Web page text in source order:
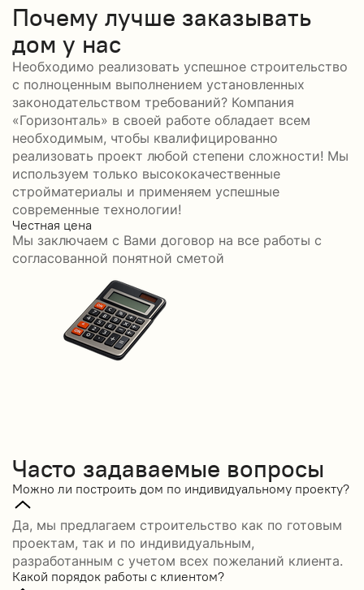
Почему лучше заказывать
дом у нас
Необходимо реализовать успешное строительство
с полноценным выполнением установленных
законодательством требований? Компания
«Горизонталь» в своей работе обладает всем
необходимым, чтобы квалифицированно
реализовать проект любой степени сложности! Мы
используем только высококачественные
стройматериалы и применяем успешные
современные технологии!
Честная цена
Мы заключаем с Вами договор на все работы с
согласованной понятной сметой
Часто задаваемые вопросы
Можно ли построить дом по индивидуальному проекту?
Да, мы предлагаем строительство как по готовым
проектам, так и по индивидуальным,
разработанным с учетом всех пожеланий клиента.
Какой порядок работы с клиентом?